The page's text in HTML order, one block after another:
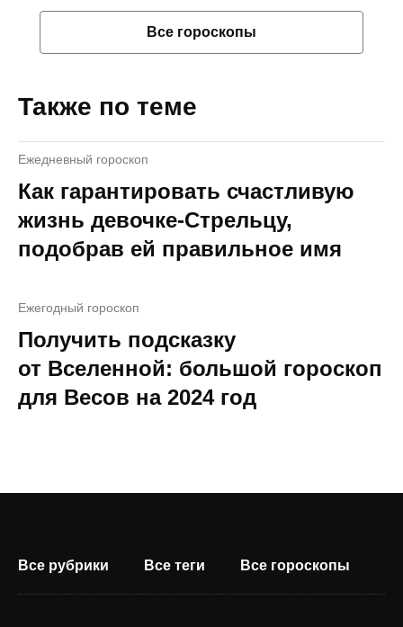
Все гороскопы
Также по теме
Ежедневный гороскоп
Как гарантировать счастливую
жизнь девочке-Стрельцу,
подобрав ей правильное имя
Ежегодный гороскоп
Получить подсказку
от Вселенной: большой гороскоп
для Весов на 2024 год
Все рубрики Все теги Все гороскопы